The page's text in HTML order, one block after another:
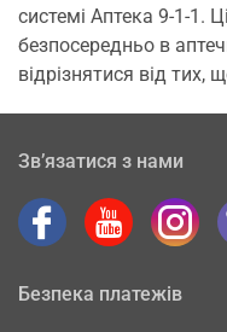
системі Аптека 9-1-1.
безпосередньо в
відрізнятися від тих,
Зв’язатися з нами
Безпека платежів